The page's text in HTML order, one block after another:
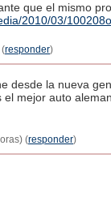
que el mismo
2010/03/
(responder)
desde la nueva
mejor auto
(responder)